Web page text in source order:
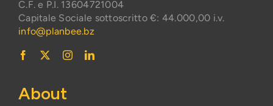
C.F. e P.I. 13604721004
Capitale Sociale sottoscritto €: 44.000,00 i.v.
info@planbee.bz
About